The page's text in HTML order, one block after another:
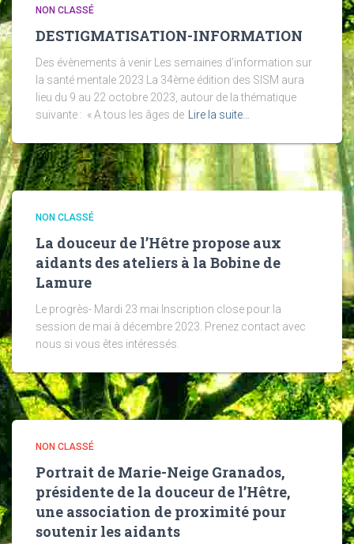
NON CLASSÉ
DESTIGMATISATION-INFORMATION
Des évènements à venir Les semaines d’information sur
la santé mentale 2023 La 34ème édition des SISM aura
lieu du 9 au 22 octobre 2023, autour de la thématique
suivante : « A tous les âges de Lire la suite…
NON CLASSÉ
La douceur de l’Hêtre propose aux
aidants des ateliers à la Bobine de
Lamure
Le progrès- Mardi 23 mai Inscription close pour la
session de mai à décembre 2023. Prenez contact avec
nous si vous êtes intéressés.
NON CLASSÉ
Portrait de Marie-Neige Granados,
présidente de la douceur de l’Hêtre,
une association de proximité pour
soutenir les aidants